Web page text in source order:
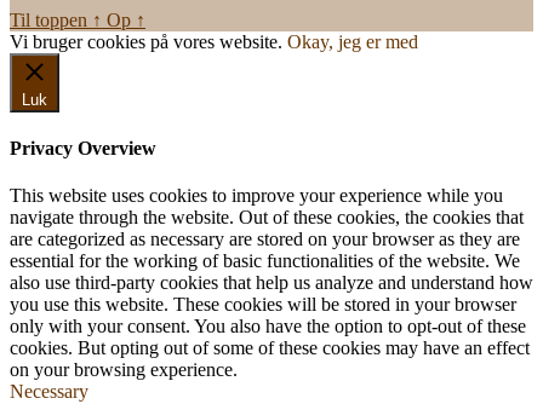
Til toppen ↑ Op ↑
Vi bruger cookies på vores website. Okay, jeg er med
Luk
Privacy Overview
This website uses cookies to improve your experience while you
navigate through the website. Out of these cookies, the cookies that
are categorized as necessary are stored on your browser as they are
essential for the working of basic functionalities of the website. We
also use third-party cookies that help us analyze and understand how
you use this website. These cookies will be stored in your browser
only with your consent. You also have the option to opt-out of these
cookies. But opting out of some of these cookies may have an effect
on your browsing experience.
Necessary